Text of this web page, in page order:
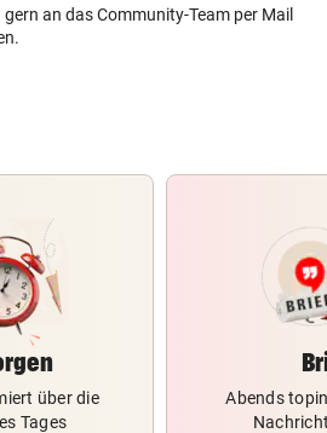
gern an das Community-Team per Mail
über die
Tages
Abends